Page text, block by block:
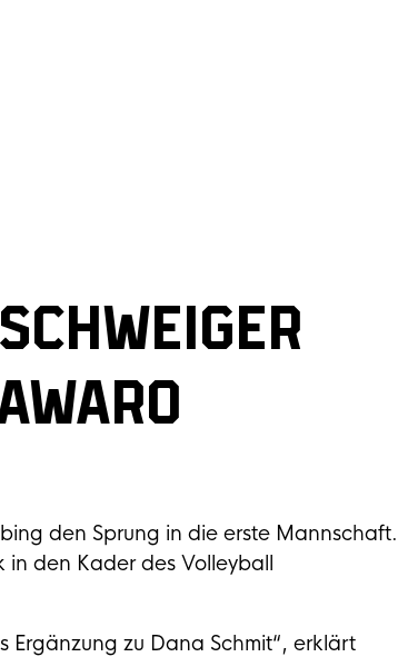
den Sprung in die erste Mannschaft.
den Kader des Volleyball
Ergänzung zu Dana Schmit“, erklärt